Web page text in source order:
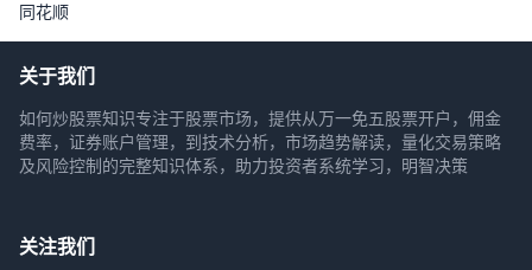
同花顺
关于我们
如何炒股票知识专注于股票市场，提供从万一免五股票开户，佣金
费率，证券账户管理，到技术分析，市场趋势解读，量化交易策略
及风险控制的完整知识体系，助力投资者系统学习，明智决策
关注我们